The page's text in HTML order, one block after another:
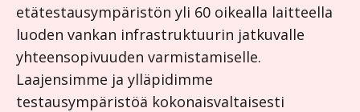
etätestausympäristön yli 60 oikealla laitteella
luoden vankan infrastruktuurin jatkuvalle
yhteensopivuuden varmistamiselle.
Laajensimme ja ylläpidimme
testausympäristöä kokonaisvaltaisesti